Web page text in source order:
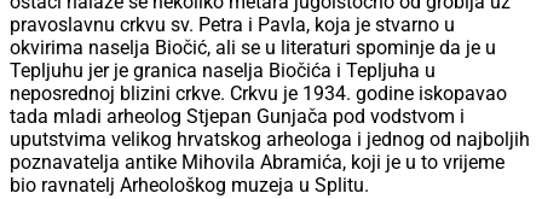
pravoslavnu crkvu sv. Petra i Pavla, koja je stvarno u
okvirima naselja Biočić, ali se u literaturi spominje da je u
Tepljuhu jer je granica naselja Biočića i Tepljuha u
neposrednoj blizini crkve. Crkvu je 1934. godine iskopavao
tada mladi arheolog Stjepan Gunjača pod vodstvom i
uputstvima velikog hrvatskog arheologa i jednog od najboljih
poznavatelja antike Mihovila Abramića, koji je u to vrijeme
bio ravnatelj Arheološkog muzeja u Splitu.